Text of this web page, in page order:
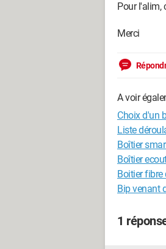
Pour l'alim,
Merci
A voir
Choix d'un
Liste
Boîtier
Boîtier
Boitier fibre
Bip venant
1